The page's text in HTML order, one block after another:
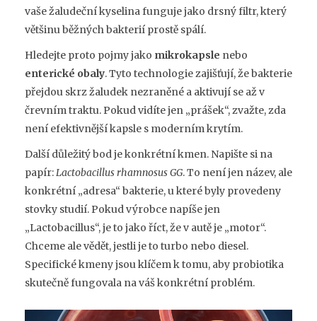
vaše žaludeční kyselina funguje jako drsný filtr, který
většinu běžných bakterií prostě spálí.
Hledejte proto pojmy jako mikrokapsle nebo
enterické obaly. Tyto technologie zajišťují, že bakterie
přejdou skrz žaludek nezraněné a aktivují se až v
črevním traktu. Pokud vidíte jen „prášek“, zvažte, zda
není efektivnější kapsle s moderním krytím.
Další důležitý bod je konkrétní kmen. Napište si na
papír:Lactobacillus rhamnosus GG. To není jen název, ale
konkrétní „adresa“ bakterie, u které byly provedeny
stovky studií. Pokud výrobce napíše jen
„Lactobacillus“, je to jako říct, že v autě je „motor“.
Chceme ale vědět, jestli je to turbo nebo diesel.
Specifické kmeny jsou klíčem k tomu, aby probiotika
skutečně fungovala na váš konkrétní problém.